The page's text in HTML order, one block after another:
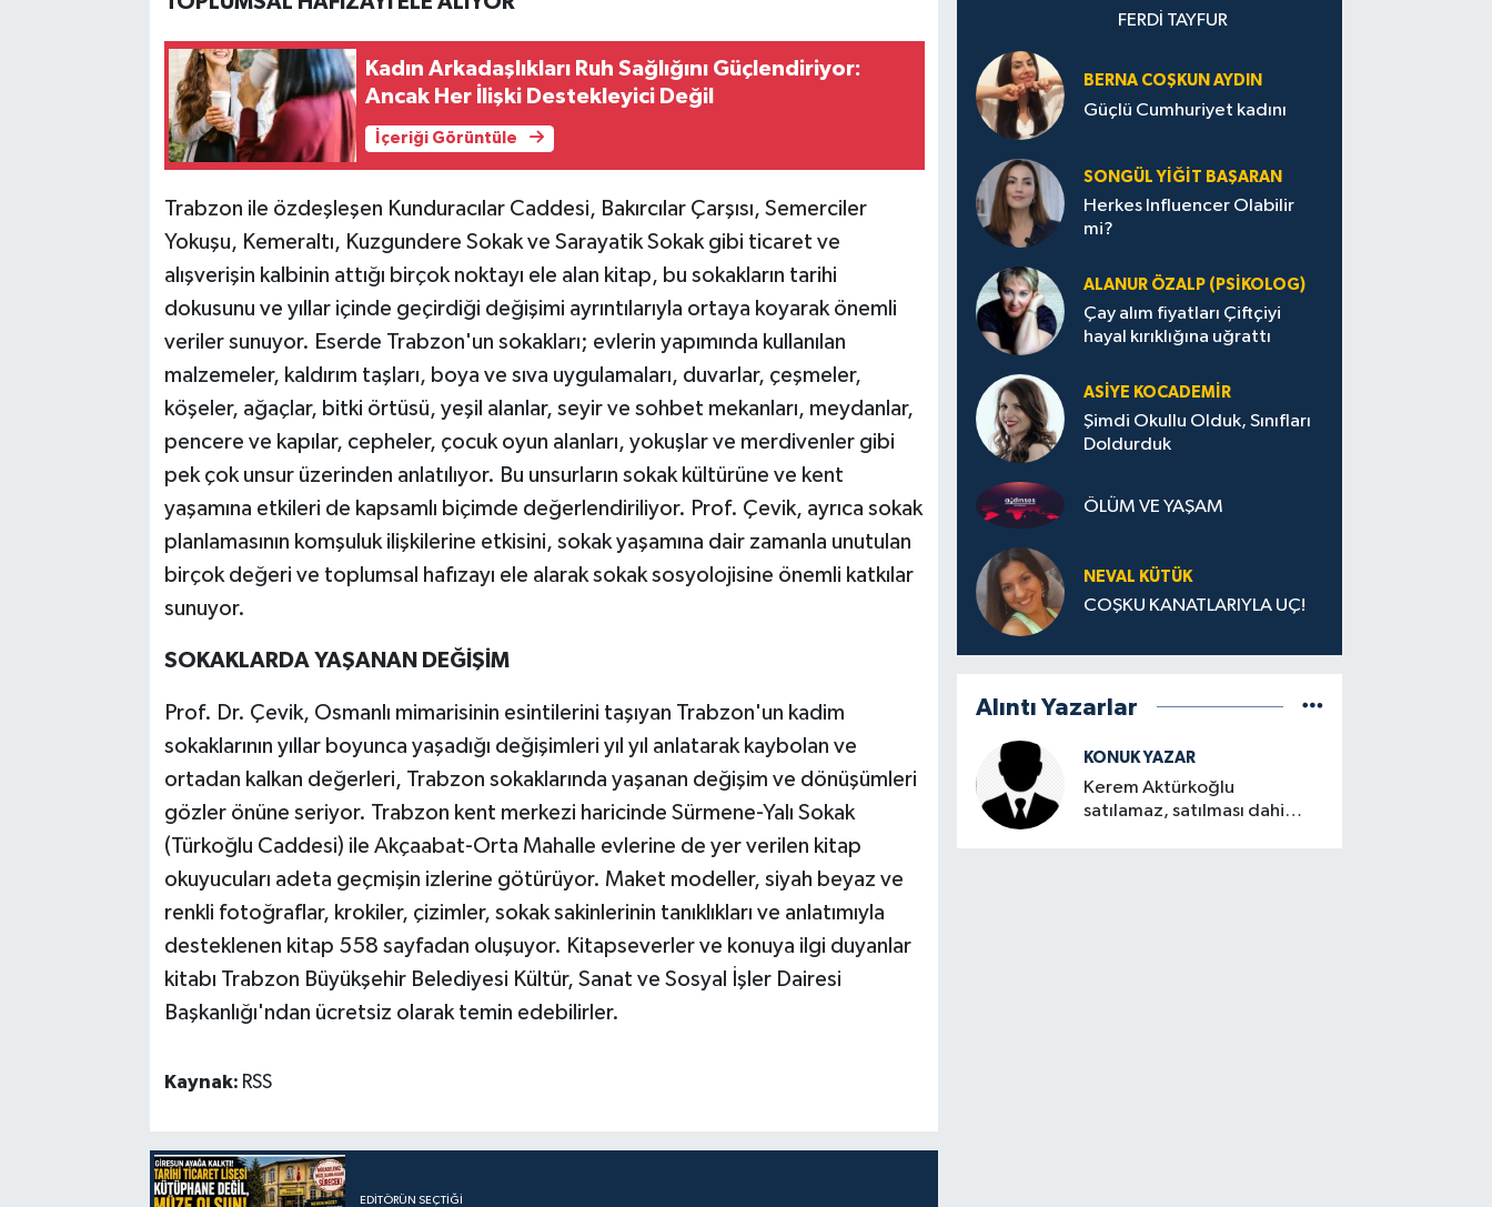
Kadın Arkadaşlıkları Ruh Sağlığını Güçlendiriyor:
Ancak Her İlişki Destekleyici Değil
İçeriği Görüntüle
Trabzon ile özdeşleşen Kunduracılar Caddesi, Bakırcılar Çarşısı, Semerciler
Yokuşu, Kemeraltı, Kuzgundere Sokak ve Sarayatik Sokak gibi ticaret ve
alışverişin kalbinin attığı birçok noktayı ele alan kitap, bu sokakların tarihi
dokusunu ve yıllar içinde geçirdiği değişimi ayrıntılarıyla ortaya koyarak önemli
veriler sunuyor. Eserde Trabzon'un sokakları; evlerin yapımında kullanılan
malzemeler, kaldırım taşları, boya ve sıva uygulamaları, duvarlar, çeşmeler,
köşeler, ağaçlar, bitki örtüsü, yeşil alanlar, seyir ve sohbet mekanları, meydanlar,
pencere ve kapılar, cepheler, çocuk oyun alanları, yokuşlar ve merdivenler gibi
pek çok unsur üzerinden anlatılıyor. Bu unsurların sokak kültürüne ve kent
yaşamına etkileri de kapsamlı biçimde değerlendiriliyor. Prof. Çevik, ayrıca sokak
planlamasının komşuluk ilişkilerine etkisini, sokak yaşamına dair zamanla unutulan
birçok değeri ve toplumsal hafızayı ele alarak sokak sosyolojisine önemli katkılar
sunuyor.
SOKAKLARDA YAŞANAN DEĞİŞİM
Prof. Dr. Çevik, Osmanlı mimarisinin esintilerini taşıyan Trabzon'un kadim
sokaklarının yıllar boyunca yaşadığı değişimleri yıl yıl anlatarak kaybolan ve
ortadan kalkan değerleri, Trabzon sokaklarında yaşanan değişim ve dönüşümleri
gözler önüne seriyor. Trabzon kent merkezi haricinde Sürmene-Yalı Sokak
(Türkoğlu Caddesi) ile Akçaabat-Orta Mahalle evlerine de yer verilen kitap
okuyucuları adeta geçmişin izlerine götürüyor. Maket modeller, siyah beyaz ve
renkli fotoğraflar, krokiler, çizimler, sokak sakinlerinin tanıklıkları ve anlatımıyla
desteklenen kitap 558 sayfadan oluşuyor. Kitapseverler ve konuya ilgi duyanlar
kitabı Trabzon Büyükşehir Belediyesi Kültür, Sanat ve Sosyal İşler Dairesi
Başkanlığı'ndan ücretsiz olarak temin edebilirler.
Kaynak: RSS
EDITÖRÜN SEÇTIĞI
FERDİ TAYFUR
BERNA COŞKUN AYDIN
Güçlü Cumhuriyet kadını
SONGÜL YIĞIT BAŞARAN
Herkes Influencer Olabilir
mi?
ALANUR ÖZALP (PSIKOLOG)
Çay alım fiyatları Çiftçiyi
hayal kırıklığına uğrattı
ASIYE KOCADEMİR
Şimdi Okullu Olduk, Sınıfları
Doldurduk
ÖLÜM VE YAŞAM
NEVAL KÜTÜK
COŞKU KANATLARIYLA UÇ!
Alıntı Yazarlar
KONUK YAZAR
Kerem Aktürkoğlu
satılamaz, satılması dahi